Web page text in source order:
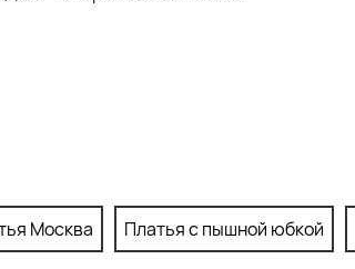
Москва Платья с пышной юбкой